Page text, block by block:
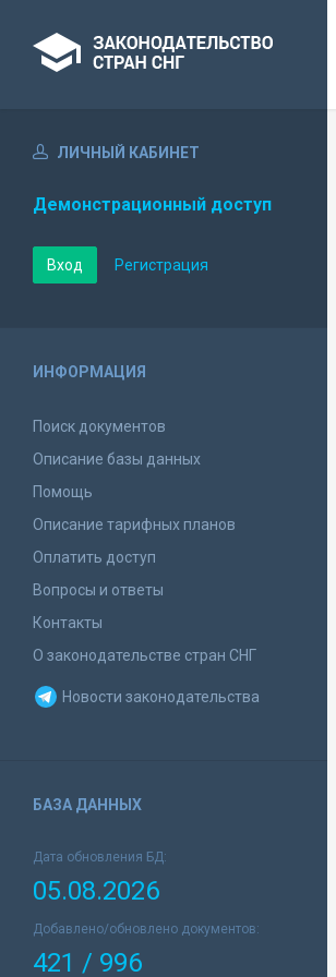
ЛИЧНЫЙ КАБИНЕТ
Демонстрационный доступ
Вход Регистрация
ИНФОРМАЦИЯ
Поиск документов
Описание базы данных
Помощь
Описание тарифных планов
Оплатить доступ
Вопросы и ответы
Контакты
О законодательстве стран СНГ
Новости законодательства
БАЗА ДАННЫХ
Дата обновления БД:
05.08.2026
Добавлено/обновлено документов:
421 / 996